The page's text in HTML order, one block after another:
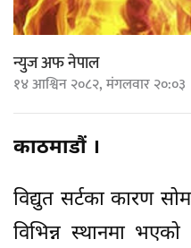
न्युज अफ नेपाल
१४ आश्विन २०८२, मंगलवार २०:०३
काठमाडौं ।
विद्युत सर्टका कारण
विभिन्न स्थानमा